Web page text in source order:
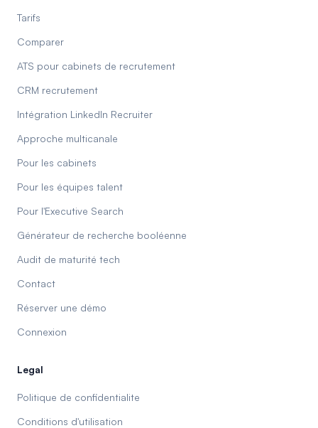
Tarifs
Comparer
ATS pour cabinets de recrutement
CRM recrutement
Intégration LinkedIn Recruiter
Approche multicanale
Pour les cabinets
Pour les équipes talent
Pour l'Executive Search
Générateur de recherche booléenne
Audit de maturité tech
Contact
Réserver une démo
Connexion
Legal
Politique de confidentialite
Conditions d'utilisation